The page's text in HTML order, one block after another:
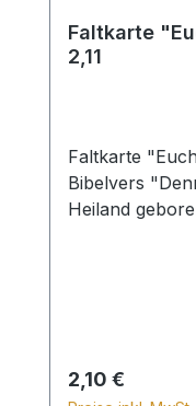
Faltkarte
2,11
Faltkarte
Bibelvers
Heiland
Regulärer
2,10 €